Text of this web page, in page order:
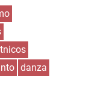
danza